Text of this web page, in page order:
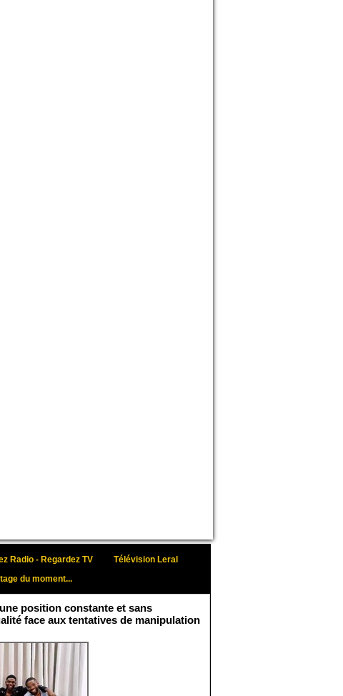
Radio - Regardez TV
Télévision Leral
du moment...
position constante et sans
face aux tentatives de manipulation